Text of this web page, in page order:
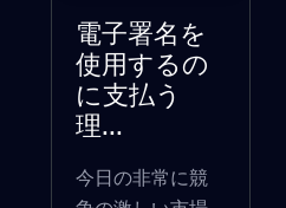
電子署名を
使用するの
に支払う
理...
今日の非常に競